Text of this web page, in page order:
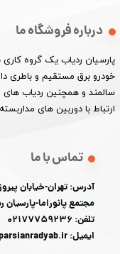
درباره فروشگاه ما
پارسیان ردیاب یک گروه
خودرو برق مستقیم و باطری
سالمند و همچنین ردیاب های
ارتباط با دوربین های
تماس با ما
آدرس: تهران-خیابان
مجتمع پانوراما-پارسیان
تلفن: 02177759236
ایمیل: info@parsianradyab.ir